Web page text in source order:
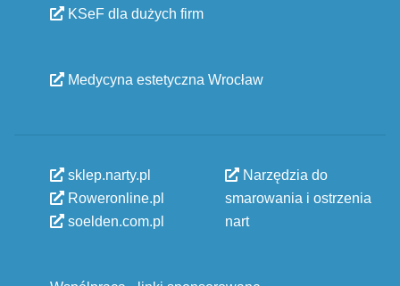
KSeF dla dużych firm
Medycyna estetyczna Wrocław
sklep.narty.pl
Roweronline.pl
soelden.com.pl
Narzędzia do
smarowania i ostrzenia
nart